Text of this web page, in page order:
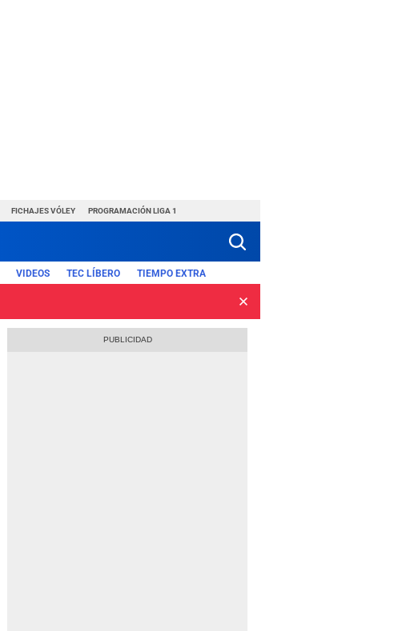
FICHAJES VÓLEY PROGRAMACIÓN LIGA 1
VIDEOS TEC LÍBERO TIEMPO EXTRA